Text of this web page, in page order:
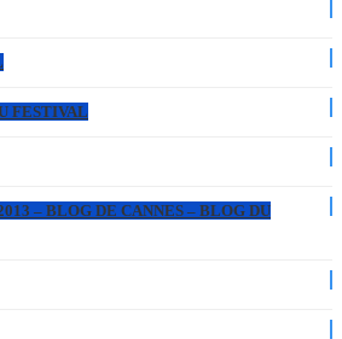
FESTIVAL
– BLOG DE CANNES – BLOG DU